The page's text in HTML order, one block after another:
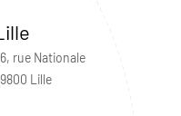
rue Nationale
Lille